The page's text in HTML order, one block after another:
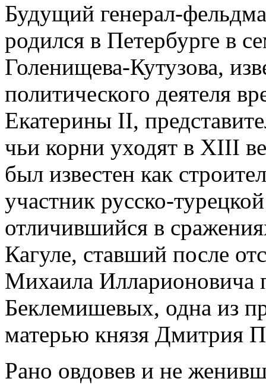
Будущий генерал-
родился в Петербурге в
Голенищева-Кутузова,
политического деятеля
Екатерины II,
чьи корни уходят в XIII
был известен как
участник русско-
отличившийся в
Кагуле, ставший после
Михаила Илларионовича
Беклемишевых, одна из
матерью князя Дмитрия
Рано овдовев и не